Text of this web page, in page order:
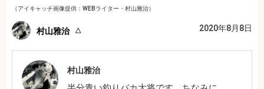
（アイキャッチ画像提供：WEBライター・村山雅治）
村山雅治 2020年8月8日
村山雅治